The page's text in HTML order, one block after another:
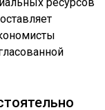
ресурсов